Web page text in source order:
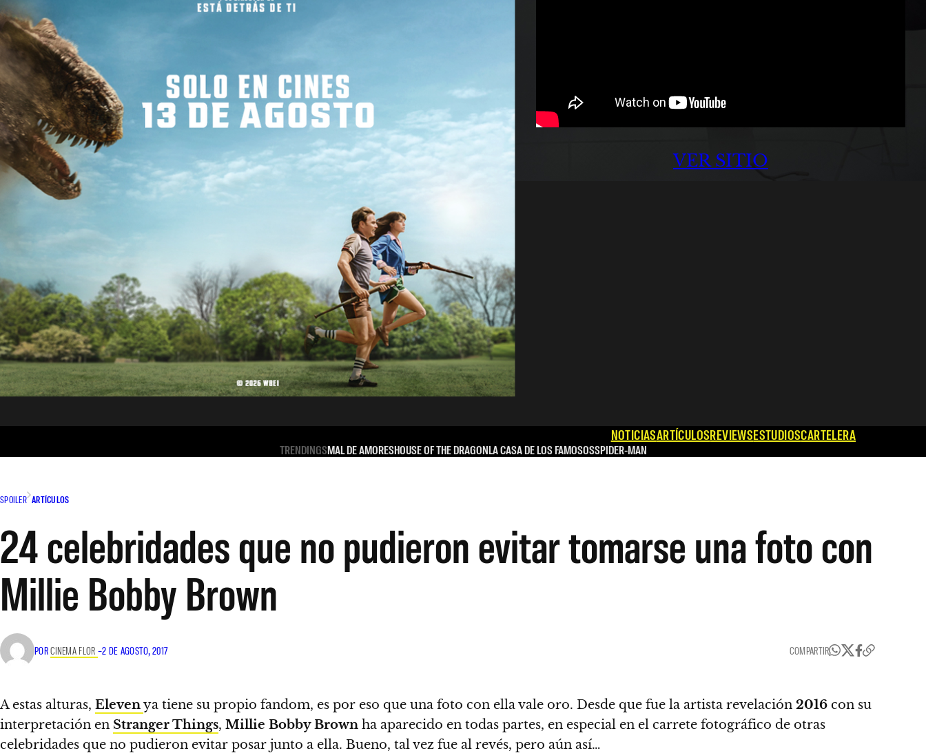
VER SITIO
NOTICIASARTÍCULOSREVIEWSESTUDIOSCARTELERA
TRENDINGSMAL DE AMORESHOUSE OF THE DRAGONLA CASA DE LOS FAMOSOSSPIDER-MAN
SPOILER ARTÍCULOS
24 celebridades que no pudieron evitar tomarse una foto con
Millie Bobby Brown
PORCINEMA FLOR –2 DE AGOSTO, 2017 COMPARTIR
A estas alturas, Elevenya tiene su propio fandom, es por eso que una foto con ella vale oro. Desde que fue la artista revelación 2016 con su
interpretación en Stranger Things, Millie Bobby Brown ha aparecido en todas partes, en especial en el carrete fotográfico de otras
celebridades que no pudieron evitar posar junto a ella. Bueno, tal vez fue al revés, pero aún así…